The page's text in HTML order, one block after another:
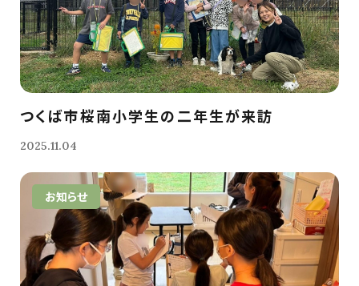
つくば市桜南小学生の二年生が来訪
2025.11.04
お知らせ